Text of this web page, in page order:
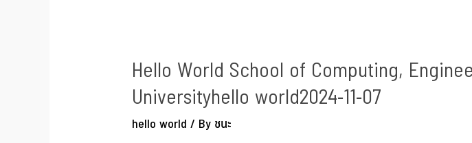
Hello World School of Computing,
Universityhello world2024-11-07
hello world / By ชนะ